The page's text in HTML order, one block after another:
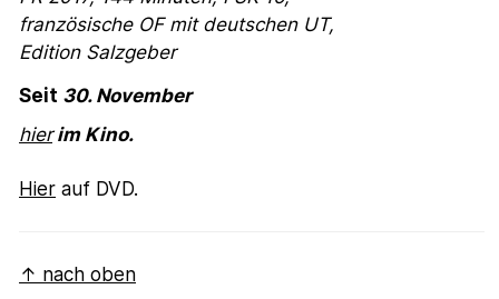
französische OF mit deutschen UT,
Edition Salzgeber
Seit 30. November
hierim Kino.
Hier auf DVD.
↑ nach oben